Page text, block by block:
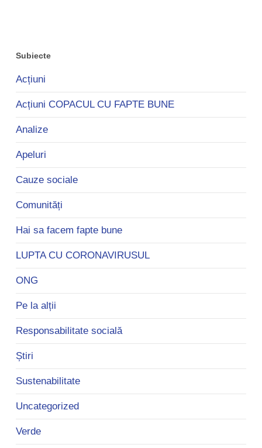
Subiecte
Acțiuni
Acțiuni COPACUL CU FAPTE BUNE
Analize
Apeluri
Cauze sociale
Comunități
Hai sa facem fapte bune
LUPTA CU CORONAVIRUSUL
ONG
Pe la alții
Responsabilitate socială
Știri
Sustenabilitate
Uncategorized
Verde